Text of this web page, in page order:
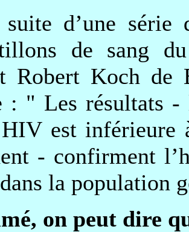
d’une série
de sang
Robert Koch de
: " Les résultats -
est inférieure
- confirment
la population
on peut dire